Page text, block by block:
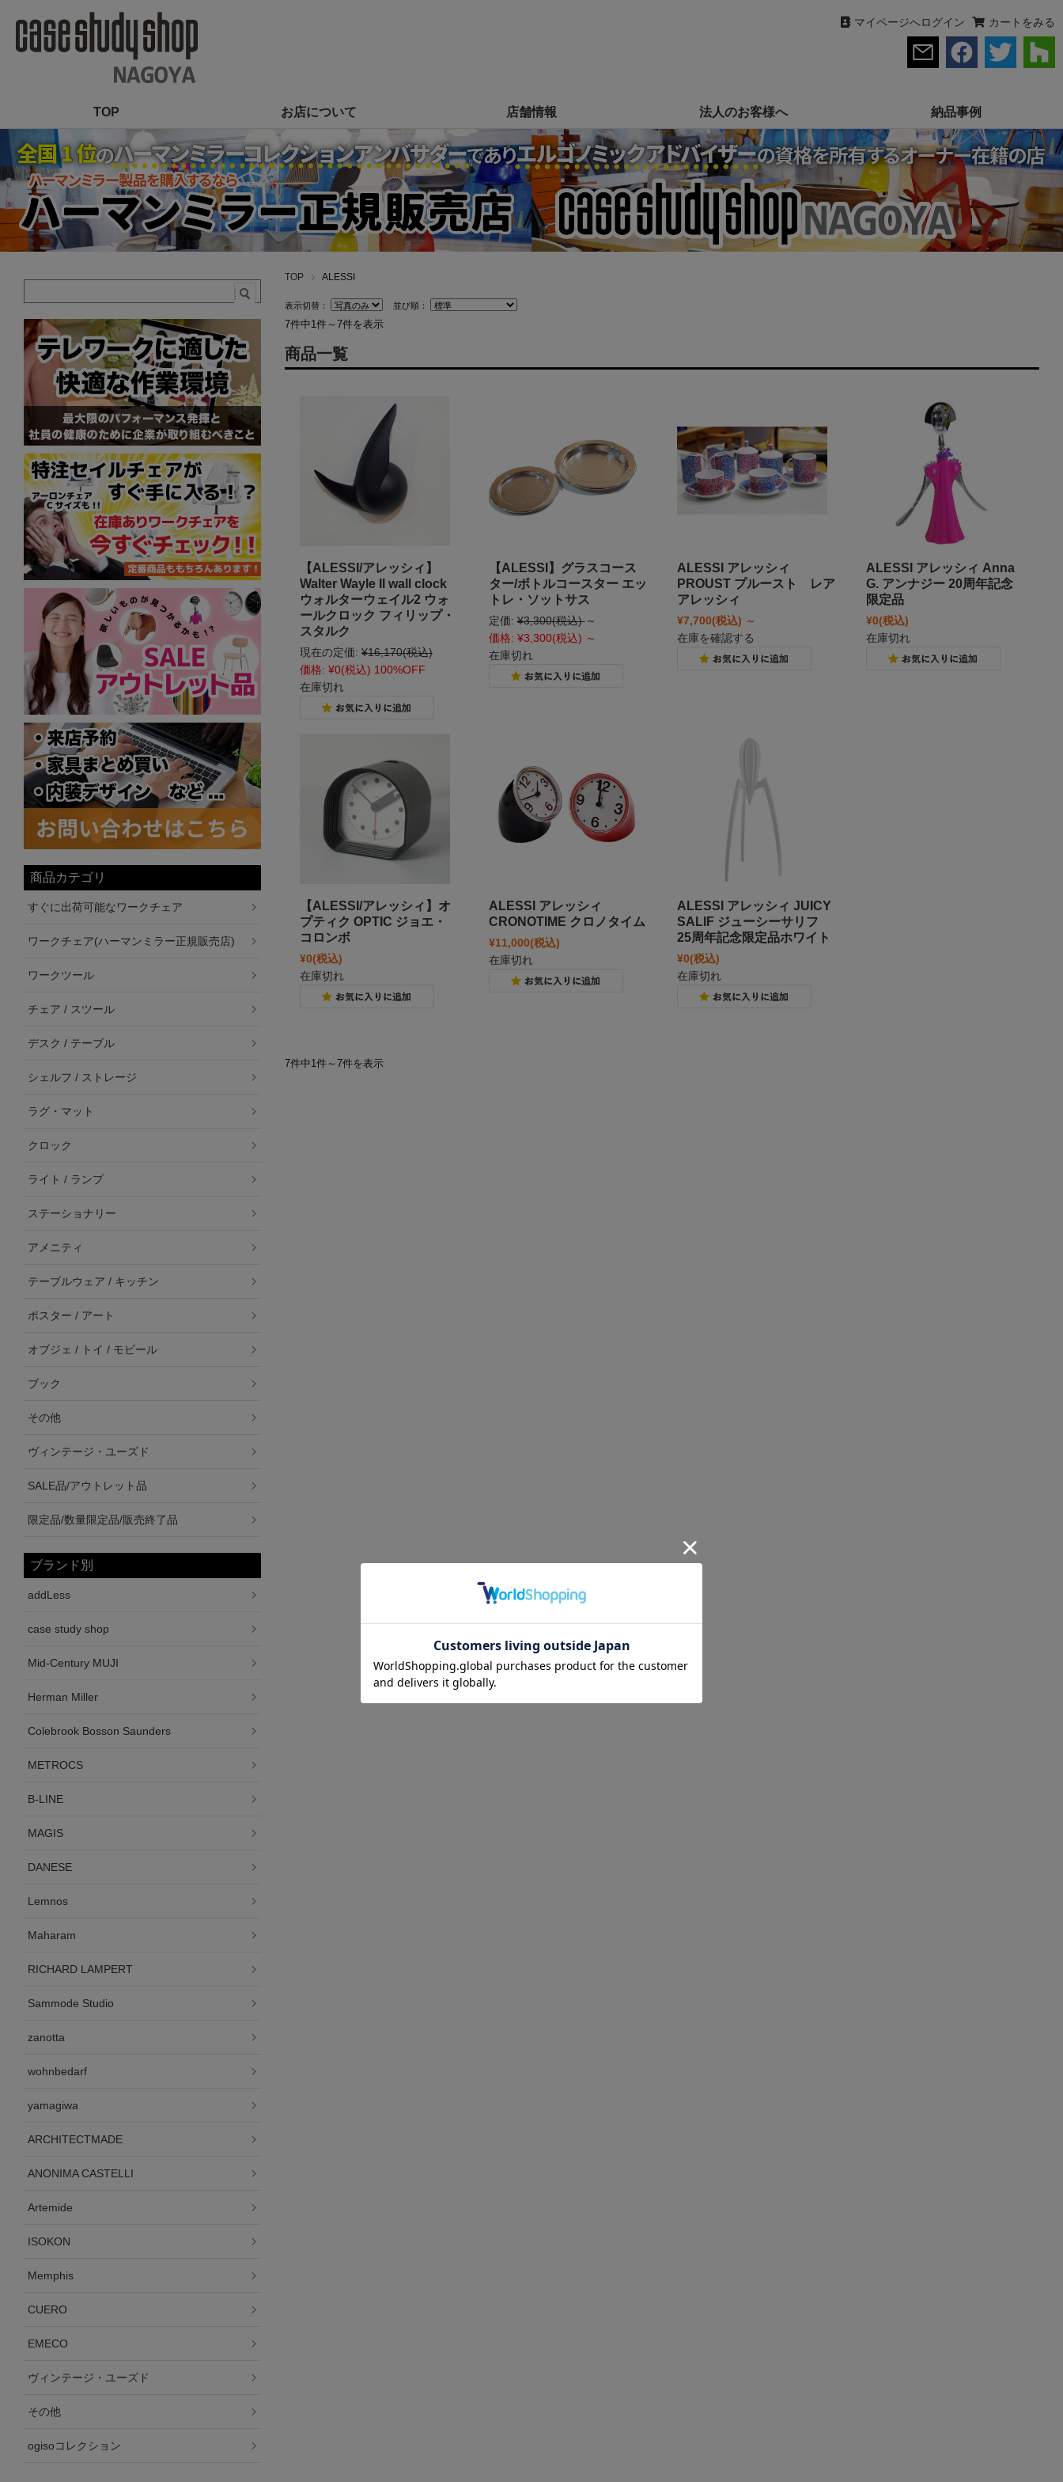
マイページへログイン カートをみる
TOP お店について 店舗情報 法人のお客様へ 納品事例
TOP ALESSI
表示切替： 並び順：
7件中1件～7件を表示
商品一覧
【ALESSI/アレッシィ】
Walter Wayle II wall clock
ウォルターウェイル2 ウォ
ールクロック フィリップ・
スタルク
現在の定価: ¥16,170(税込)
価格: ¥0(税込) 100%OFF
在庫切れ
【ALESSI】グラスコース
ター/ボトルコースター エッ
トレ・ソットサス
定価: ¥3,300(税込) ～
価格: ¥3,300(税込) ～
在庫切れ
ALESSI アレッシィ
PROUST プルースト レア
アレッシィ
¥7,700(税込) ～
在庫を確認する
ALESSI アレッシィ Anna
G. アンナジー 20周年記念
限定品
¥0(税込)
在庫切れ
【ALESSI/アレッシィ】オ
プティク OPTIC ジョエ・
コロンボ
¥0(税込)
在庫切れ
ALESSI アレッシィ
CRONOTIME クロノタイム
¥11,000(税込)
在庫切れ
ALESSI アレッシィ JUICY
SALIF ジューシーサリフ
25周年記念限定品ホワイト
¥0(税込)
在庫切れ
7件中1件～7件を表示
商品カテゴリ
すぐに出荷可能なワークチェア
ワークチェア(ハーマンミラー正規販売店)
ワークツール
チェア / スツール
デスク / テーブル
シェルフ / ストレージ
ラグ・マット
クロック
ライト / ランプ
ステーショナリー
アメニティ
テーブルウェア / キッチン
ポスター / アート
オブジェ / トイ / モビール
ブック
その他
ヴィンテージ・ユーズド
SALE品/アウトレット品
限定品/数量限定品/販売終了品
ブランド別
addLess
case study shop
Mid-Century MUJI
Herman Miller
Colebrook Bosson Saunders
METROCS
B-LINE
MAGIS
DANESE
Lemnos
Maharam
RICHARD LAMPERT
Sammode Studio
zanotta
wohnbedarf
yamagiwa
ARCHITECTMADE
ANONIMA CASTELLI
Artemide
ISOKON
Memphis
CUERO
EMECO
ヴィンテージ・ユーズド
その他
ogisoコレクション